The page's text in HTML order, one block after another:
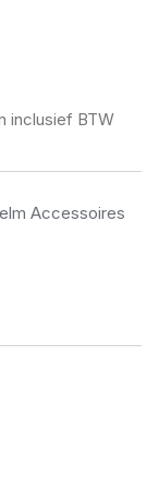
inclusief BTW
Accessoires